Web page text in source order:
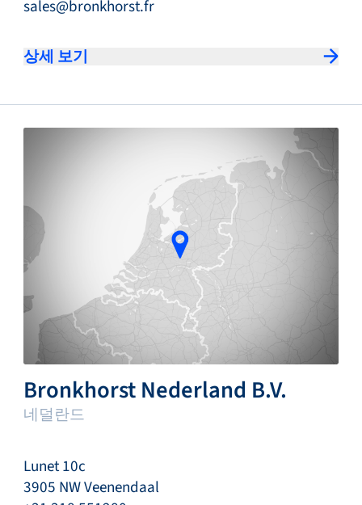
sales@bronkhorst.fr
상세 보기
Bronkhorst Nederland B.V.
네덜란드
Lunet 10c
3905 NW Veenendaal